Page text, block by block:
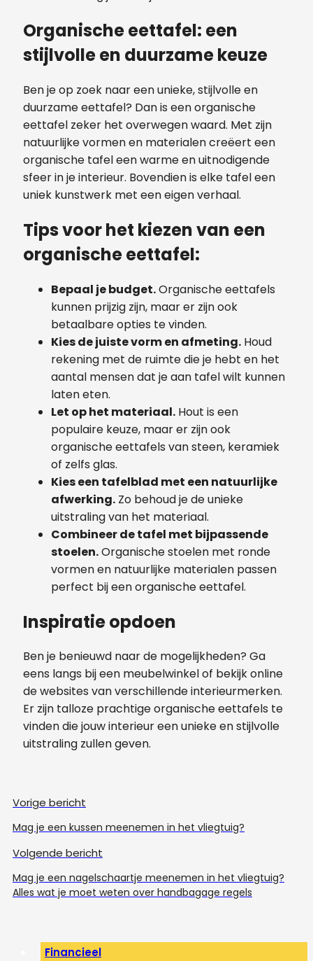
Organische eettafel: een
stijlvolle en duurzame keuze
Ben je op zoek naar een unieke, stijlvolle en
duurzame eettafel? Dan is een organische
eettafel zeker het overwegen waard. Met zijn
natuurlijke vormen en materialen creëert een
organische tafel een warme en uitnodigende
sfeer in je interieur. Bovendien is elke tafel een
uniek kunstwerk met een eigen verhaal.
Tips voor het kiezen van een
organische eettafel:
Bepaal je budget.Organische eettafels
kunnen prijzig zijn, maar er zijn ook
betaalbare opties te vinden.
Kies de juiste vorm en afmeting. Houd
rekening met de ruimte die je hebt en het
aantal mensen dat je aan tafel wilt kunnen
laten eten.
Let op het materiaal. Hout is een
populaire keuze, maar er zijn ook
organische eettafels van steen, keramiek
of zelfs glas.
Kies een tafelblad met een natuurlijke
afwerking. Zo behoud je de unieke
uitstraling van het materiaal.
Combineer de tafel met bijpassende
stoelen.Organische stoelen met ronde
vormen en natuurlijke materialen passen
perfect bij een organische eettafel.
Inspiratie opdoen
Ben je benieuwd naar de mogelijkheden? Ga
eens langs bij een meubelwinkel of bekijk online
de websites van verschillende interieurmerken.
Er zijn talloze prachtige organische eettafels te
vinden die jouw interieur een unieke en stijlvolle
uitstraling zullen geven.
Vorige bericht
Mag je een kussen meenemen in het vliegtuig?
Volgende bericht
Mag je een nagelschaartje meenemen in het vliegtuig?
Alles wat je moet weten over handbagage regels
Financieel